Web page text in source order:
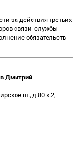
за действия третьих
связи, службы
обязательств
Дмитрий
ш., д.80 к.2,